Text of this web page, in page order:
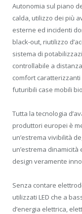
Autonomia sul piano
calda, utilizzo dei più
esterne ed incidenti
black-out, riutilizzo
sistema di
controllabile a
comfort
futuribili case mobili
Tutta la tecnologia
produttori europei è
un’estrema vivibilità
un’estrema
design veramente
Senza contare
utilizzati LED che a
d’energia elettrica,